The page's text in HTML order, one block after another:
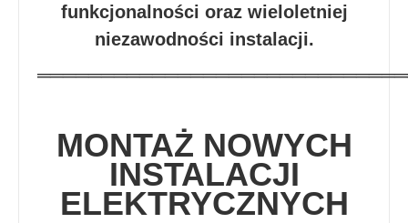
funkcjonalności oraz wieloletniej
niezawodności instalacji.
MONTAŻ NOWYCH
INSTALACJI
ELEKTRYCZNYCH